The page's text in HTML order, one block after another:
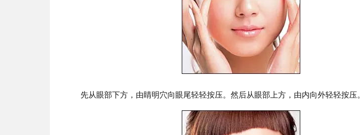
先从眼部下方，由睛明穴向眼尾轻轻按压。然后从眼部上方，由内向外轻轻按压。